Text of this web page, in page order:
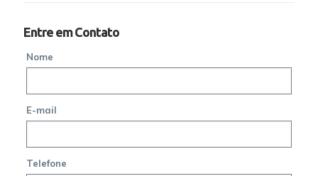
Entre em Contato
Nome
E-mail
Telefone